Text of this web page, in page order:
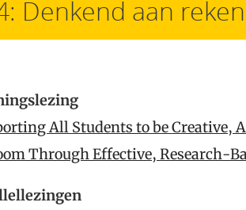
Denkend aan
All Students to be
Through Effective, Research-